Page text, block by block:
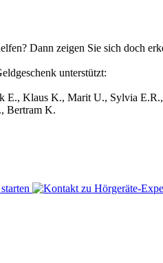
Dann zeigen Sie sich doch
unterstützt:
E., Klaus K., Marit U., Sylvia
Bertram K.